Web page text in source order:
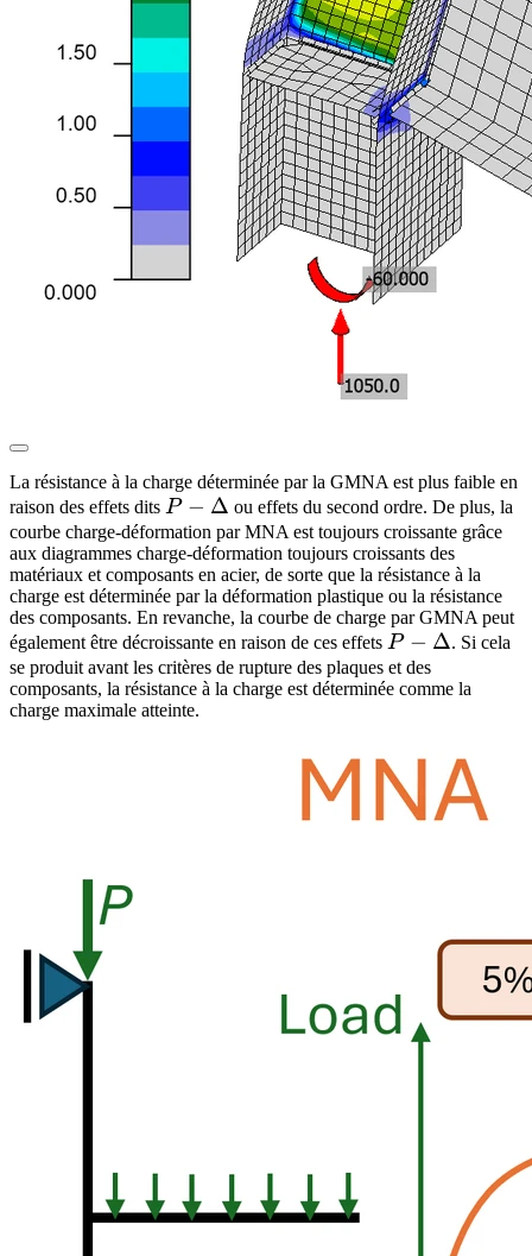
La résistance à la charge déterminée par la GMNA est plus faible en
raison des effets dits P-
\Delta
P − Δ ou effets du second ordre. De plus, la
courbe charge-déformation par MNA est toujours croissante grâce
aux diagrammes charge-déformation toujours croissants des
matériaux et composants en acier, de sorte que la résistance à la
charge est déterminée par la déformation plastique ou la résistance
des composants. En revanche, la courbe de charge par GMNA peut
également être décroissante en raison de ces effets P-
\Delta
P − Δ. Si cela
se produit avant les critères de rupture des plaques et des
composants, la résistance à la charge est déterminée comme la
charge maximale atteinte.